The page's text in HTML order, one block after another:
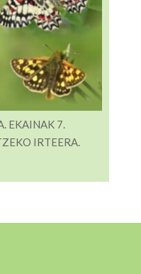
EKAINAK 7.
IRTEERA.